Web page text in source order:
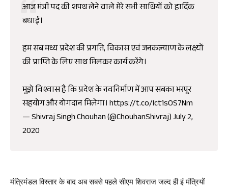
आज मंत्री पद की शपथ लेने वाले मेरे सभी साथियों को हार्दिक
बधाई।
हम सब मध्य प्रदेश की प्रगति, विकास एवं जनकल्याण के लक्ष्यों
की प्राप्ति के लिए साथ मिलकर कार्य करेंगे।
मुझे विश्वास है कि प्रदेश के नवनिर्माण में आप सबका भरपूर
सहयोग और योगदान मिलेगा।https://t.co/Ict1sOS7Nm
— Shivraj Singh Chouhan (@ChouhanShivraj)July 2,
2020
मंत्रिमंडल विस्तार के बाद अब सबसे पहले सीएम शिवराज जल्द ही इं मंत्रियों